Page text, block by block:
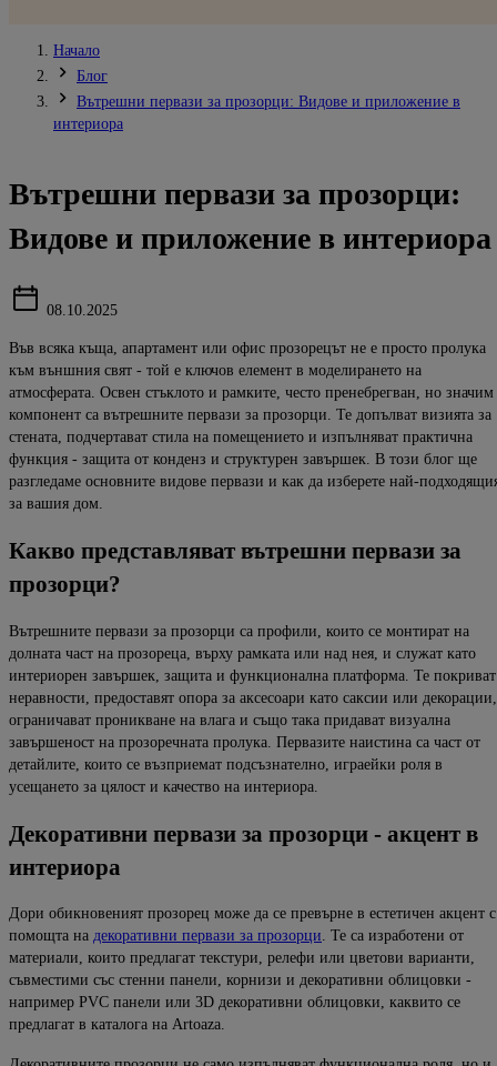
Начало
Блог
Вътрешни первази за прозорци: Видове и приложение в
интериора
Вътрешни первази за прозорци:
Видове и приложение в интериора
08.10.2025
Във всяка къща, апартамент или офис прозорецът не е просто пролука
към външния свят - той е ключов елемент в моделирането на
атмосферата. Освен стъклото и рамките, често пренебрегван, но значим
компонент са вътрешните первази за прозорци. Те допълват визията за
стената, подчертават стила на помещението и изпълняват практична
функция - защита от конденз и структурен завършек. В този блог ще
разгледаме основните видове первази и как да изберете най-подходящ
за вашия дом.
Какво представляват вътрешни первази за
прозорци?
Вътрешните первази за прозорци са профили, които се монтират на
долната част на прозореца, върху рамката или над нея, и служат като
интериорен завършек, защита и функционална платформа. Те покриват
неравности, предоставят опора за аксесоари като саксии или декорации,
ограничават проникване на влага и също така придават визуална
завършеност на прозоречната пролука. Первазите наистина са част от
детайлите, които се възприемат подсъзнателно, играейки роля в
усещането за цялост и качество на интериора.
Декоративни первази за прозорци - акцент в
интериора
Дори обикновеният прозорец може да се превърне в естетичен акцент с
помощта на декоративни первази за прозорци. Те са изработени от
материали, които предлагат текстури, релефи или цветови варианти,
съвместими със стенни панели, корнизи и декоративни облицовки -
например PVC панели или 3D декоративни облицовки, каквито се
предлагат в каталога на Artoaza.